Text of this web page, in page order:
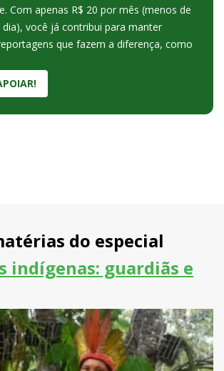
Com apenas R$ 20 por mês (menos de
dia), você já contribui para manter
que fazem a diferença, como
do especial
indígenas: guardiãs e